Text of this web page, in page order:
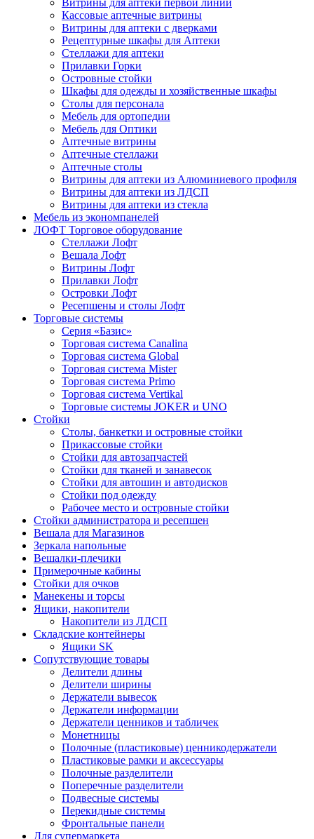
Витрины для аптеки первой линии
Кассовые аптечные витрины
Витрины для аптеки с дверками
Рецептурные шкафы для Аптеки
Стеллажи для аптеки
Прилавки Горки
Островные стойки
Шкафы для одежды и хозяйственные шкафы
Столы для персонала
Мебель для ортопедии
Мебель для Оптики
Аптечные витрины
Аптечные стеллажи
Аптечные столы
Витрины для аптеки из Алюминиевого профиля
Витрины для аптеки из ЛДСП
Витрины для аптеки из стекла
Мебель из экономпанелей
ЛОФТ Торговое оборудование
Стеллажи Лофт
Вешала Лофт
Витрины Лофт
Прилавки Лофт
Островки Лофт
Ресепшены и столы Лофт
Торговые системы
Серия «Базис»
Торговая система Canalina
Торговая система Global
Торговая система Mister
Торговая система Primo
Торговая система Vertikal
Торговые системы JOKER и UNO
Стойки
Столы, банкетки и островные стойки
Прикассовые стойки
Стойки для автозапчастей
Стойки для тканей и занавесок
Стойки для автошин и автодисков
Стойки под одежду
Рабочее место и островные стойки
Стойки администратора и ресепшен
Вешала для Магазинов
Зеркала напольные
Вешалки-плечики
Примерочные кабины
Стойки для очков
Манекены и торсы
Ящики, накопители
Накопители из ЛДСП
Складские контейнеры
Ящики SK
Сопутствующие товары
Делители длины
Делители ширины
Держатели вывесок
Держатели информации
Держатели ценников и табличек
Монетницы
Полочные (пластиковые) ценникодержатели
Пластиковые рамки и аксессуары
Полочные разделители
Поперечные разделители
Подвесные системы
Перекидные системы
Фронтальные панели
Для супермаркета